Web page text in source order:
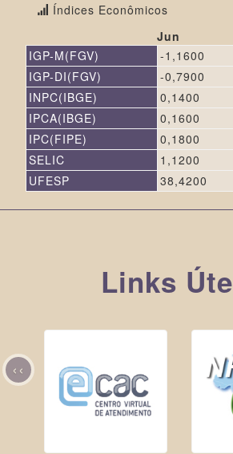
Índices Econômicos
Jun
IGP-M(FGV)
-1,1600
IGP-DI(FGV)
-0,7900
INPC(IBGE)
0,1400
IPCA(IBGE)
0,1600
IPC(FIPE)
0,1800
SELIC
1,1200
UFESP
38,4200
Links
‹‹